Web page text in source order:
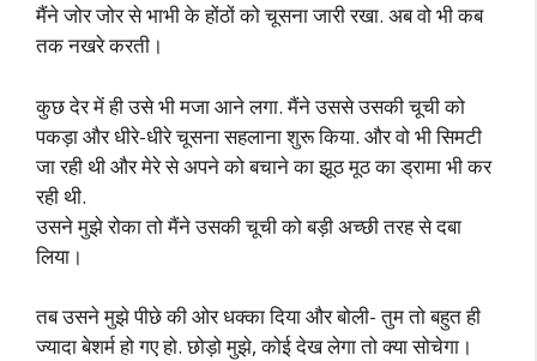
मैंने जोर जोर से भाभी के होंठों को चूसना जारी रखा. अब वो भी कब
तक नखरे करती।
कुछ देर में ही उसे भी मजा आने लगा. मैंने उससे उसकी चूची को
पकड़ा और धीरे-धीरे चूसना सहलाना शुरू किया. और वो भी सिमटी
जा रही थी और मेरे से अपने को बचाने का झूठ मूठ का ड्रामा भी कर
रही थी.
उसने मुझे रोका तो मैंने उसकी चूची को बड़ी अच्छी तरह से दबा
लिया।
तब उसने मुझे पीछे की ओर धक्का दिया और बोली- तुम तो बहुत ही
ज्यादा बेशर्म हो गए हो. छोड़ो मुझे, कोई देख लेगा तो क्या सोचेगा।